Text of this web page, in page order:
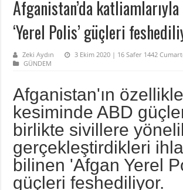
Afganistan’da katliamlarıyla
‘Yerel Polis’ güçleri
Zeki Aydın
3 Ekim 2020 | 16 Safer 1442
GÜNDEM
Afganistan'ın özellikle
kesiminde ABD
birlikte sivillere
gerçekleştirdikleri
bilinen 'Afgan Yerel
güçleri feshediliyor.